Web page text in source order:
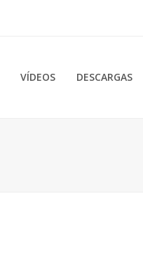
VÍDEOS DESCARGAS